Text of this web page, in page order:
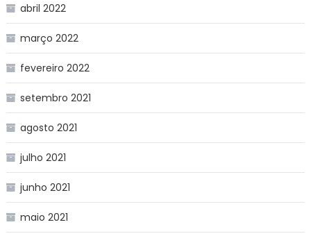
abril 2022
março 2022
fevereiro 2022
setembro 2021
agosto 2021
julho 2021
junho 2021
maio 2021